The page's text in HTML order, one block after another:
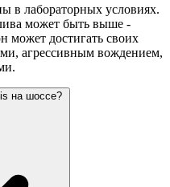
в лабораторных условиях.
может быть выше -
может достигать своих
агрессивным вождением,
на шоссе?